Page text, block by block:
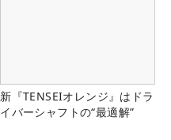
新『TENSEIオレンジ』はドラ
イバーシャフトの“最適解”